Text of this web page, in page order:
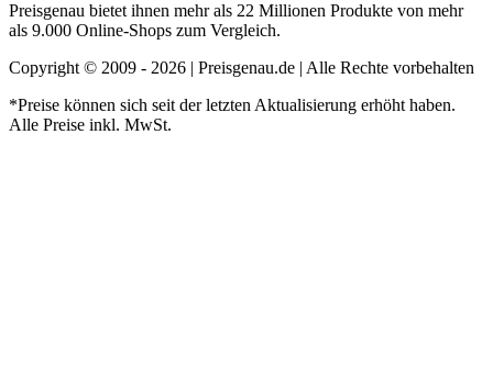
Preisgenau bietet ihnen mehr als 22 Millionen Produkte von mehr
als 9.000 Online-Shops zum Vergleich.
Copyright © 2009 - 2026 | Preisgenau.de | Alle Rechte vorbehalten
*Preise können sich seit der letzten Aktualisierung erhöht haben.
Alle Preise inkl. MwSt.